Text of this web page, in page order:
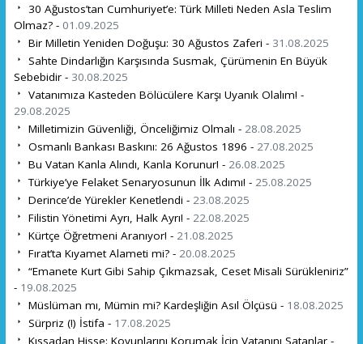
30 Ağustos’tan Cumhuriyet’e: Türk Milleti Neden Asla Teslim
Olmaz? - 01.09.2025
Bir Milletin Yeniden Doğuşu: 30 Ağustos Zaferi - 31.08.2025
Sahte Dindarlığın Karşısında Susmak, Çürümenin En Büyük
Sebebidir - 30.08.2025
Vatanımıza Kasteden Bölücülere Karşı Uyanık Olalım! -
29.08.2025
Milletimizin Güvenliği, Önceliğimiz Olmalı - 28.08.2025
Osmanlı Bankası Baskını: 26 Ağustos 1896 - 27.08.2025
Bu Vatan Kanla Alındı, Kanla Korunur! - 26.08.2025
Türkiye’ye Felaket Senaryosunun İlk Adımı! - 25.08.2025
Derince’de Yürekler Kenetlendi - 23.08.2025
Filistin Yönetimi Ayrı, Halk Ayrı! - 22.08.2025
Kürtçe Öğretmeni Aranıyor! - 21.08.2025
Fırat’ta Kıyamet Alameti mi? - 20.08.2025
“Emanete Kurt Gibi Sahip Çıkmazsak, Ceset Misali Sürükleniriz”
- 19.08.2025
Müslüman mı, Mümin mi? Kardeşliğin Asıl Ölçüsü - 18.08.2025
Sürpriz (!) İstifa - 17.08.2025
Kıssadan Hisse: Koyunlarını Korumak İçin Vatanını Satanlar -